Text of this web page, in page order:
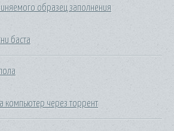
образец заполнения
баста
компьютер через торрент